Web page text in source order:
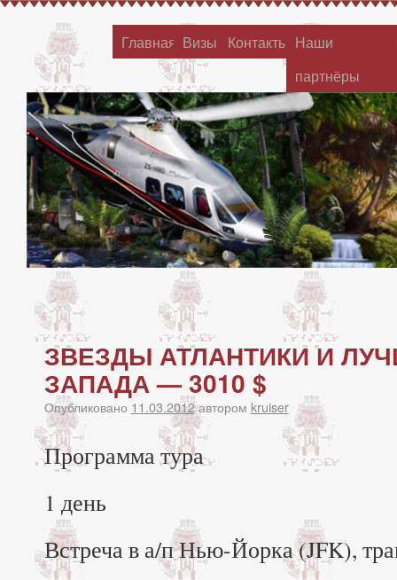
Главная Визы Контакты Наши
партнёры
ЗВЕЗДЫ АТЛАНТИКИ И
ЗАПАДА — 3010 $
Опубликовано 11.03.2012автором kruiser
Программа тура
1 день
Встреча в а/п Нью-Йорка (JFK),